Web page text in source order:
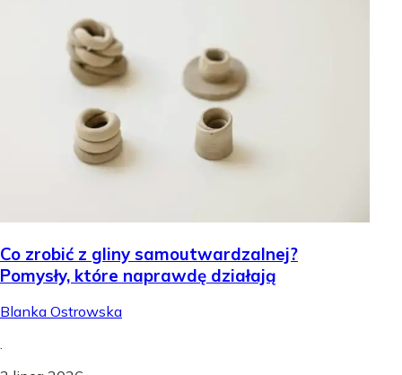
Co zrobić z gliny samoutwardzalnej?
Pomysły, które naprawdę działają
Blanka Ostrowska
.